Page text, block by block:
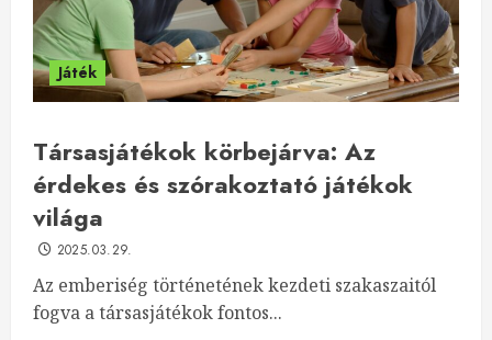
Játék
Társasjátékok körbejárva: Az
érdekes és szórakoztató játékok
világa
2025.03.29.
Az emberiség történetének kezdeti szakaszaitól
fogva a társasjátékok fontos...